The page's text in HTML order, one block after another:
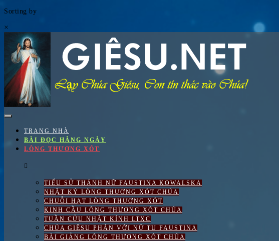
Sorting by
×
content
TRANG NHÀ
BÀI ĐỌC HẰNG NGÀY
LÒNG THƯƠNG XÓT
TIỂU SỬ THÁNH NỮ FAUSTINA KOWALSKA
NHẬT KÝ LÒNG THƯƠNG XÓT CHÚA
CHUỖI HẠT LÒNG THƯƠNG XÓT
KINH CẦU LÒNG THƯƠNG XÓT CHÚA
TUẦN CỬU NHẬT KÍNH LTXC
CHÚA GIÊSU PHÁN VỚI NỮ TU FAUSTINA
BÀI GIẢNG LÒNG THƯƠNG XÓT CHÚA